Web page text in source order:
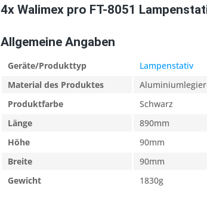
4x Walimex pro FT-8051
Allgemeine Angaben
Geräte/Produkttyp
Lampenstativ
Material des Produktes
Produktfarbe
Schwarz
Länge
890mm
Höhe
90mm
Breite
90mm
Gewicht
1830g